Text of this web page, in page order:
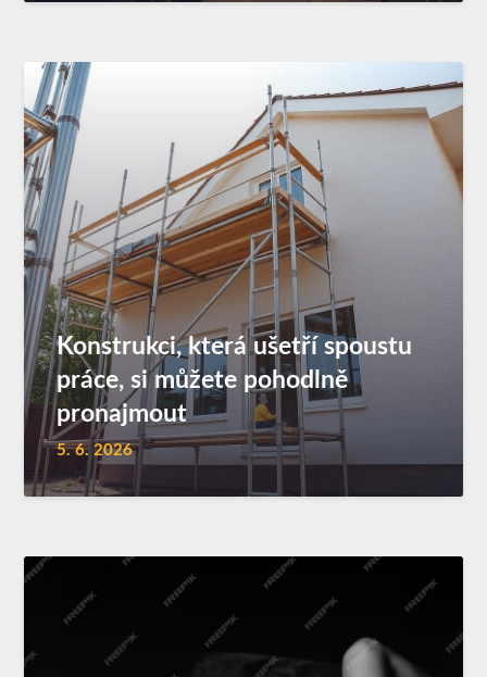
Konstrukci, která ušetří spoustu
práce, si můžete pohodlně
pronajmout
5. 6. 2026